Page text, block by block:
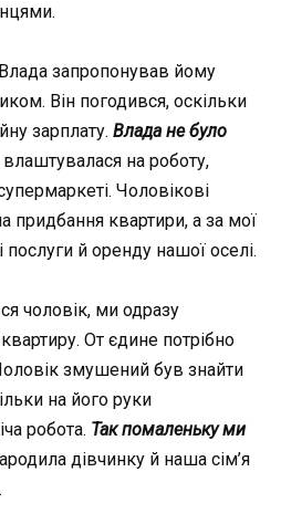
запропонував йому
Він погодився, оскільки
зарплату. Влада не було
на роботу,
Чоловікові
придбання квартири, а за мої
й оренду нашої оселі.
чоловік, ми одразу
От єдине потрібно
змушений був знайти
на його руки
робота. Так помаленьку ми
дівчинку й наша сім’я